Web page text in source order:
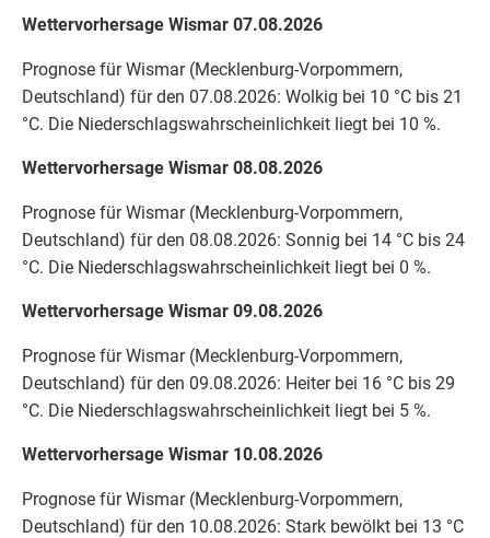
Wettervorhersage Wismar 07.08.2026
Prognose für Wismar (Mecklenburg-Vorpommern,
Deutschland) für den 07.08.2026: Wolkig bei 10 °C bis 21
°C. Die Niederschlagswahrscheinlichkeit liegt bei 10 %.
Wettervorhersage Wismar 08.08.2026
Prognose für Wismar (Mecklenburg-Vorpommern,
Deutschland) für den 08.08.2026: Sonnig bei 14 °C bis 24
°C. Die Niederschlagswahrscheinlichkeit liegt bei 0 %.
Wettervorhersage Wismar 09.08.2026
Prognose für Wismar (Mecklenburg-Vorpommern,
Deutschland) für den 09.08.2026: Heiter bei 16 °C bis 29
°C. Die Niederschlagswahrscheinlichkeit liegt bei 5 %.
Wettervorhersage Wismar 10.08.2026
Prognose für Wismar (Mecklenburg-Vorpommern,
Deutschland) für den 10.08.2026: Stark bewölkt bei 13 °C